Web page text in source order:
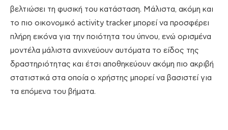
βελτιώσει τη φυσική του κατάσταση. Μάλιστα, ακόμη και
το πιο οικονομικό activity tracker μπορεί να προσφέρει
πλήρη εικόνα για την ποιότητα του ύπνου, ενώ ορισμένα
μοντέλα μάλιστα ανιχνεύουν αυτόματα το είδος της
δραστηριότητας και έτσι αποθηκεύουν ακόμη πιο ακριβή
στατιστικά στα οποία ο χρήστης μπορεί να βασιστεί για
τα επόμενα του βήματα.